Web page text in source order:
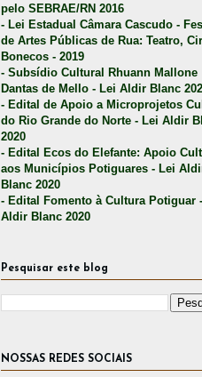
pelo SEBRAE/RN 2016
- Lei Estadual Câmara Cascudo -
de Artes Públicas de Rua: Teatro,
Bonecos - 2019
- Subsídio Cultural Rhuann Mallone
Dantas de Mello - Lei Aldir Blanc
- Edital de Apoio a Microprojetos
do Rio Grande do Norte - Lei Aldir
2020
- Edital Ecos do Elefante: Apoio
aos Municípios Potiguares - Lei
Blanc 2020
- Edital Fomento à Cultura Potiguar
Aldir Blanc 2020
Pesquisar este blog
NOSSAS REDES SOCIAIS